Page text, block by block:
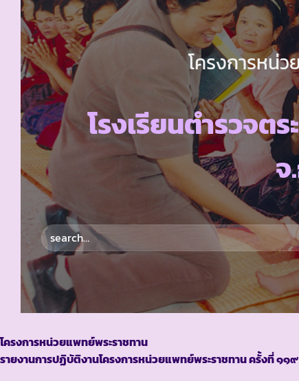
โครงการหน่ว
โรงเรียนตำรวจต
โครงการหน่วยแพทย์พระราชทาน
รายงานการปฏิบัติงานโครงการหน่วยแพทย์พระราชทาน ครั้งที่ ๑๑๙